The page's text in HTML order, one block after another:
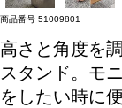
商品番号 51009801
高さと角度を
スタンド。モ
をしたい時に